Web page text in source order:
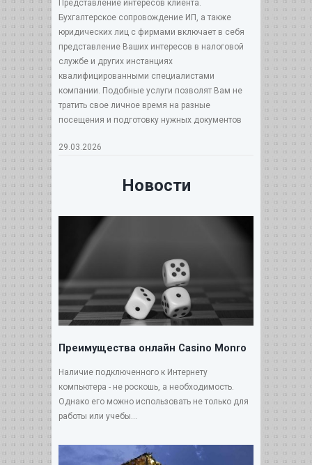
Представление интересов клиента.
Бухгалтерское сопровождение ИП, а также
юридических лиц с фирмами включает в себя
представление Ваших интересов в налоговой
службе и других инстанциях
квалифицированными специалистами
компании. Подобные услуги позволят Вам не
тратить свое личное время на разные
посещения и подготовку нужных документов
29.03.2026
Новости
Преимущества онлайн Casino Monro
Наличие подключенного к Интернету
компьютера - не роскошь, а необходимость.
Однако его можно использовать не только для
работы или учебы...